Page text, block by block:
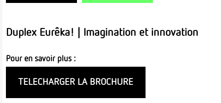
Duplex Eurêka! | Imagination et innovation
Pour en savoir plus :
TELECHARGER LA BROCHURE